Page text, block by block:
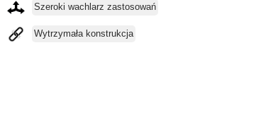
Szeroki wachlarz zastosowań
Wytrzymała konstrukcja